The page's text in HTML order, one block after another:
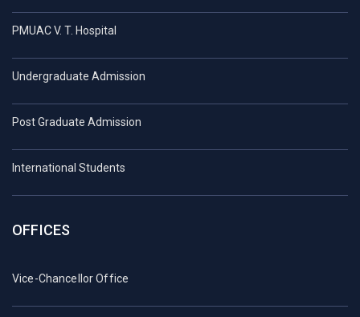
PMUAC V. T. Hospital
Undergraduate Admission
Post Graduate Admission
International Students
OFFICES
Vice-Chancellor Office